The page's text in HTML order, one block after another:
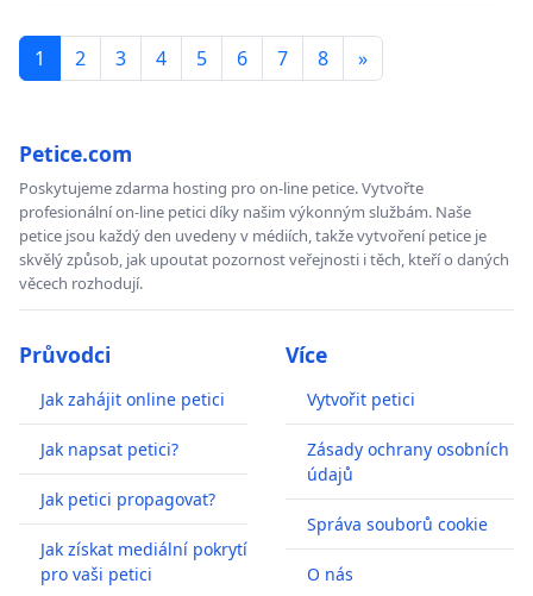
1 2 3 4 5 6 7 8 »
Petice.com
Poskytujeme zdarma hosting pro on-line petice. Vytvořte
profesionální on-line petici díky našim výkonným službám. Naše
petice jsou každý den uvedeny v médiích, takže vytvoření petice je
skvělý způsob, jak upoutat pozornost veřejnosti i těch, kteří o daných
věcech rozhodují.
Průvodci
Jak zahájit online petici
Jak napsat petici?
Jak petici propagovat?
Jak získat mediální pokrytí
pro vaši petici
Více
Vytvořit petici
Zásady ochrany osobních
údajů
Správa souborů cookie
O nás